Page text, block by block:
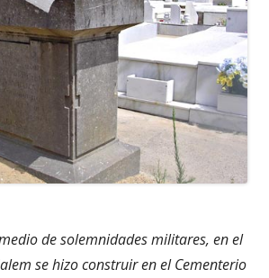
de solemnidades militares, en el
se hizo construir en el Cementerio